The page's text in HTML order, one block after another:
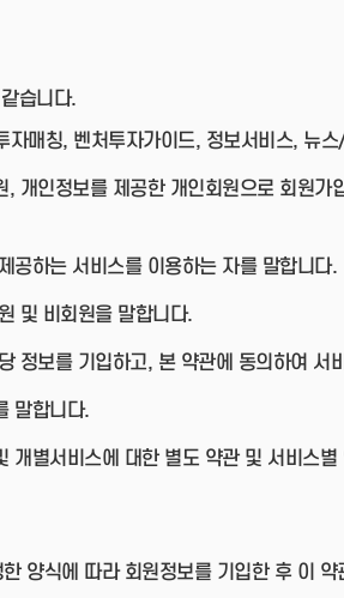
습니다.
자매칭, 벤처투자가이드, 정보서비스, 뉴
, 개인정보를 제공한 개인회원으로 회원
공하는 서비스를 이용하는 자를 말합니다.
및 비회원을 말합니다.
정보를 기입하고, 본 약관에 동의하여
말합니다.
개별서비스에 대한 별도 약관 및 서비스
양식에 따라 회원정보를 기입한 후 이